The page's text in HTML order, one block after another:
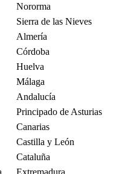
Nororma
Sierra de las Nieves
Almería
Córdoba
Huelva
Málaga
Andalucía
Principado de Asturias
Canarias
Castilla y León
Cataluña
Extremadura